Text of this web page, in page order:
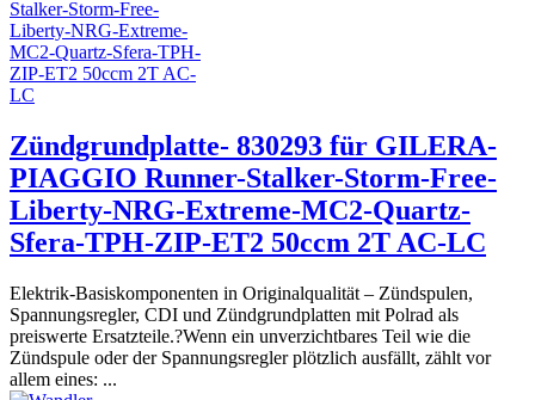
Zündgrundplatte- 830293 für GILERA-
PIAGGIO Runner-Stalker-Storm-Free-
Liberty-NRG-Extreme-MC2-Quartz-
Sfera-TPH-ZIP-ET2 50ccm 2T AC-LC
Elektrik-Basiskomponenten in Originalqualität – Zündspulen,
Spannungsregler, CDI und Zündgrundplatten mit Polrad als
preiswerte Ersatzteile.?Wenn ein unverzichtbares Teil wie die
Zündspule oder der Spannungsregler plötzlich ausfällt, zählt vor
allem eines: ...